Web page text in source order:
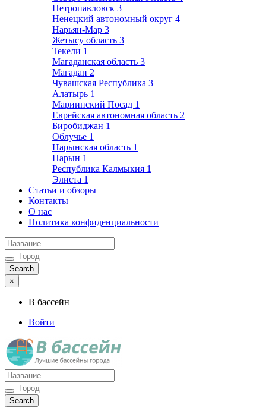
Петропавловск 3
Ненецкий автономный округ 4
Нарьян-Мар 3
Жетысу область 3
Текели 1
Магаданская область 3
Магадан 2
Чувашская Республика 3
Алатырь 1
Мариинский Посад 1
Еврейская автономная область 2
Биробиджан 1
Облучье 1
Нарынская область 1
Нарын 1
Республика Калмыкия 1
Элиста 1
Статьи и обзоры
Контакты
О нас
Политика конфиденциальности
×
В бассейн
Войти
Лучшие бассейны города